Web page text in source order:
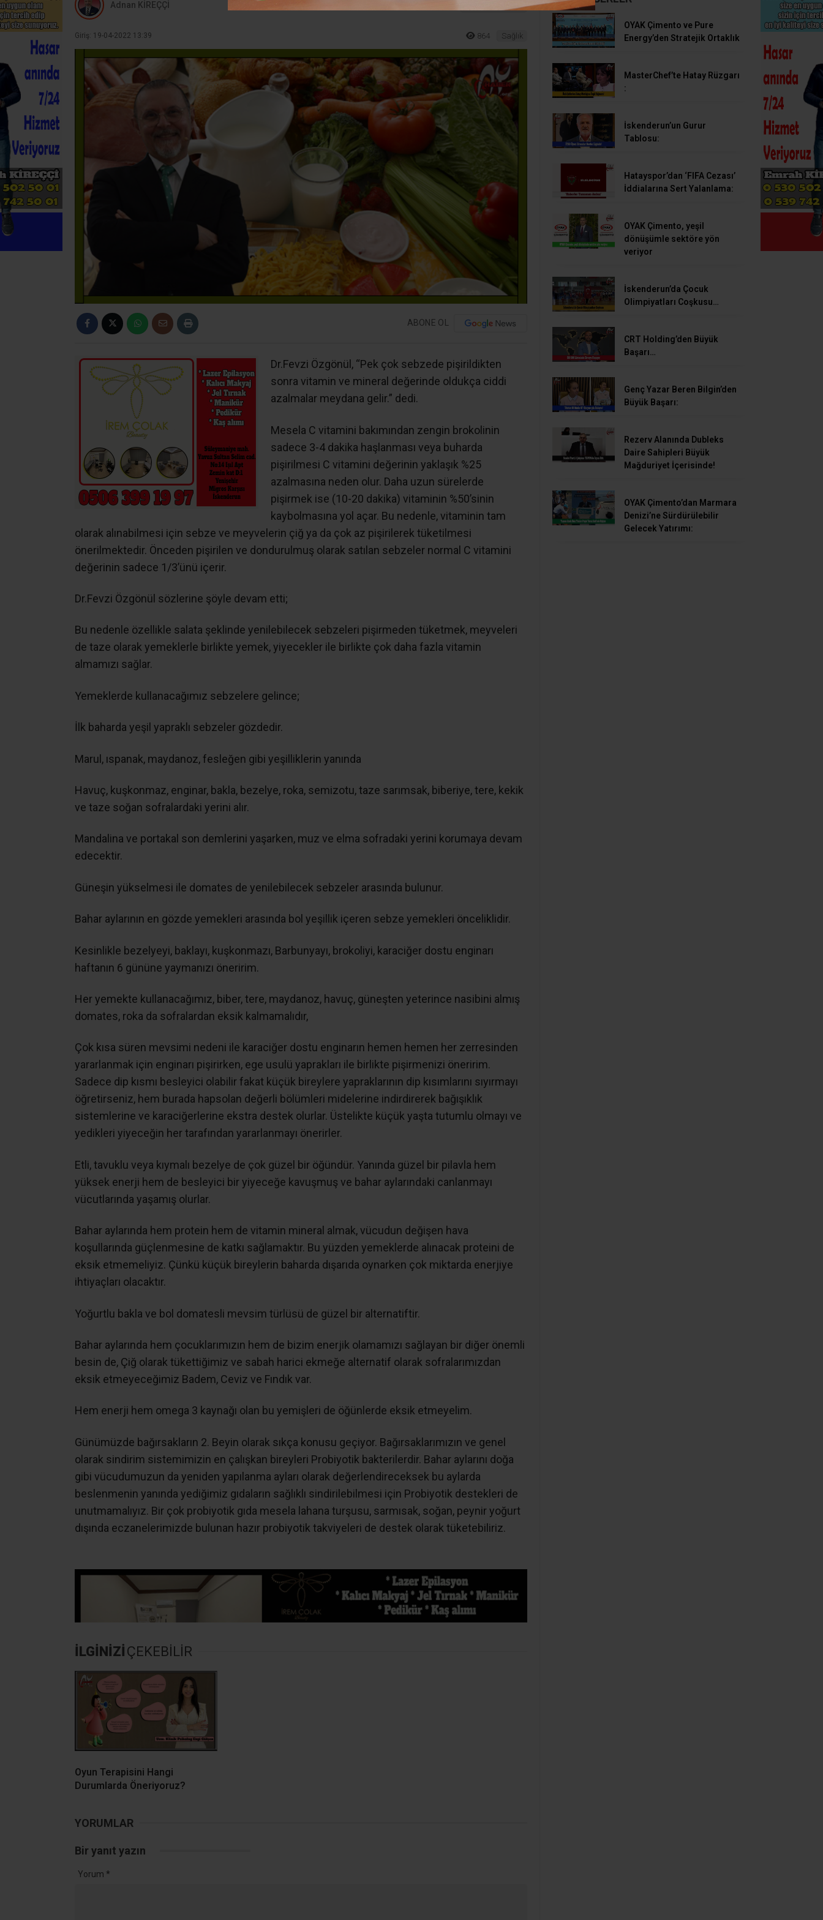
Adnan KİREÇÇİ
Giriş: 19-04-2022 13:39 864 Sağlık
ABONE OL
Dr.Fevzi Özgönül, “Pek çok sebzede pişirildikten
sonra vitamin ve mineral değerinde oldukça ciddi
azalmalar meydana gelir.” dedi.
Mesela C vitamini bakımından zengin brokolinin
sadece 3-4 dakika haşlanması veya buharda
pişirilmesi C vitamini değerinin yaklaşık %25
azalmasına neden olur. Daha uzun sürelerde
pişirmek ise (10-20 dakika) vitaminin %50’sinin
kaybolmasına yol açar. Bu nedenle, vitaminin tam
olarak alınabilmesi için sebze ve meyvelerin çiğ ya da çok az pişirilerek tüketilmesi
önerilmektedir. Önceden pişirilen ve dondurulmuş olarak satılan sebzeler normal C vitamini
değerinin sadece 1/3’ünü içerir.
Dr.Fevzi Özgönül sözlerine şöyle devam etti;
Bu nedenle özellikle salata şeklinde yenilebilecek sebzeleri pişirmeden tüketmek, meyveleri
de taze olarak yemeklerle birlikte yemek, yiyecekler ile birlikte çok daha fazla vitamin
almamızı sağlar.
Yemeklerde kullanacağımız sebzelere gelince;
İlk baharda yeşil yapraklı sebzeler gözdedir.
Marul, ıspanak, maydanoz, fesleğen gibi yeşilliklerin yanında
Havuç, kuşkonmaz, enginar, bakla, bezelye, roka, semizotu, taze sarımsak, biberiye, tere, kekik
ve taze soğan sofralardaki yerini alır.
Mandalina ve portakal son demlerini yaşarken, muz ve elma sofradaki yerini korumaya devam
edecektir.
Güneşin yükselmesi ile domates de yenilebilecek sebzeler arasında bulunur.
Bahar aylarının en gözde yemekleri arasında bol yeşillik içeren sebze yemekleri önceliklidir.
Kesinlikle bezelyeyi, baklayı, kuşkonmazı, Barbunyayı, brokoliyi, karaciğer dostu enginarı
haftanın 6 gününe yaymanızı öneririm.
Her yemekte kullanacağımız, biber, tere, maydanoz, havuç, güneşten yeterince nasibini almış
domates, roka da sofralardan eksik kalmamalıdır,
Çok kısa süren mevsimi nedeni ile karaciğer dostu enginarın hemen hemen her zerresinden
yararlanmak için enginarı pişirirken, ege usulü yaprakları ile birlikte pişirmenizi öneririm.
Sadece dip kısmı besleyici olabilir fakat küçük bireylere yapraklarının dip kısımlarını sıyırmayı
öğretirseniz, hem burada hapsolan değerli bölümleri midelerine indirdirerek bağışıklık
sistemlerine ve karaciğerlerine ekstra destek olurlar. Üstelikte küçük yaşta tutumlu olmayı ve
yedikleri yiyeceğin her tarafından yararlanmayı önerirler.
Etli, tavuklu veya kıymalı bezelye de çok güzel bir öğündür. Yanında güzel bir pilavla hem
yüksek enerji hem de besleyici bir yiyeceğe kavuşmuş ve bahar aylarındaki canlanmayı
vücutlarında yaşamış olurlar.
Bahar aylarında hem protein hem de vitamin mineral almak, vücudun değişen hava
koşullarında güçlenmesine de katkı sağlamaktır. Bu yüzden yemeklerde alınacak proteini de
eksik etmemeliyiz. Çünkü küçük bireylerin baharda dışarıda oynarken çok miktarda enerjiye
ihtiyaçları olacaktır.
Yoğurtlu bakla ve bol domatesli mevsim türlüsü de güzel bir alternatiftir.
Bahar aylarında hem çocuklarımızın hem de bizim enerjik olamamızı sağlayan bir diğer önemli
besin de, Çiğ olarak tükettiğimiz ve sabah harici ekmeğe alternatif olarak sofralarımızdan
eksik etmeyeceğimiz Badem, Ceviz ve Fındık var.
Hem enerji hem omega 3 kaynağı olan bu yemişleri de öğünlerde eksik etmeyelim.
Günümüzde bağırsakların 2. Beyin olarak sıkça konusu geçiyor. Bağırsaklarımızın ve genel
olarak sindirim sistemimizin en çalışkan bireyleri Probiyotik bakterilerdir. Bahar aylarını doğa
gibi vücudumuzun da yeniden yapılanma ayları olarak değerlendireceksek bu aylarda
beslenmenin yanında yediğimiz gıdaların sağlıklı sindirilebilmesi için Probiyotik destekleri de
unutmamalıyız. Bir çok probiyotik gıda mesela lahana turşusu, sarmısak, soğan, peynir yoğurt
dışında eczanelerimizde bulunan hazır probiyotik takviyeleri de destek olarak tüketebiliriz.
İLGİNİZİ ÇEKEBİLİR
Oyun Terapisini Hangi
Durumlarda Öneriyoruz?
YORUMLAR
Bir yanıt yazın
Yorum *
OYAK Çimento ve Pure
Energy’den Stratejik Ortaklık
MasterChef’te Hatay Rüzgarı
:
İskenderun’un Gurur
Tablosu:
Hatayspor’dan ‘FIFA Cezası’
İddialarına Sert Yalanlama:
OYAK Çimento, yeşil
dönüşümle sektöre yön
veriyor
İskenderun’da Çocuk
Olimpiyatları Coşkusu…
CRT Holding’den Büyük
Başarı…
Genç Yazar Beren Bilgin’den
Büyük Başarı:
Rezerv Alanında Dubleks
Daire Sahipleri Büyük
Mağduriyet İçerisinde!
OYAK Çimento’dan Marmara
Denizi’ne Sürdürülebilir
Gelecek Yatırımı: